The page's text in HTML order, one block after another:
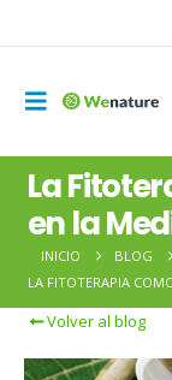
La
en la
INICIO BLOG
LA FITOTERAPIA
Volver al blog